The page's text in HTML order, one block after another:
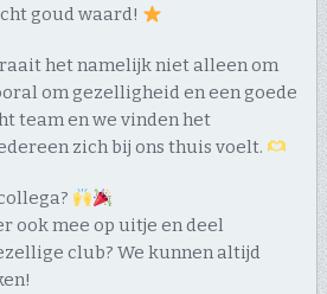
goud waard!
het namelijk niet alleen om
om gezelligheid en een goede
team en we vinden het
zich bij ons thuis voelt.
ook mee op uitje en deel
club? We kunnen altijd